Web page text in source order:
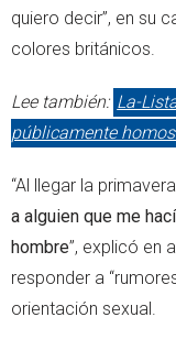
quiero decir”, en su
colores británicos.
Lee también: La-
públicamente
“Al llegar la
a alguien que me
hombre”, explicó en
responder a
orientación sexual.